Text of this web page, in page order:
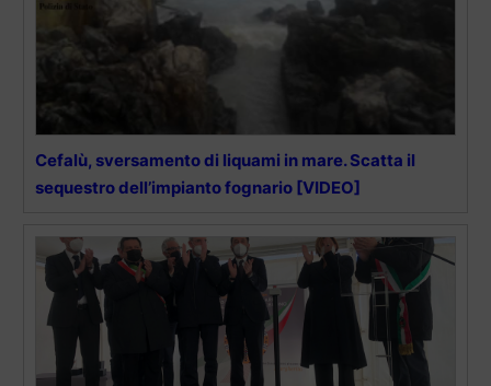
Cefalù, sversamento di liquami in mare. Scatta il
sequestro dell’impianto fognario [VIDEO]